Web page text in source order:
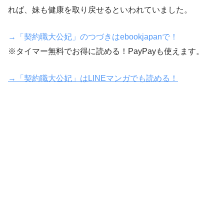
れば、妹も健康を取り戻せるといわれていました。
→「契約職大公妃」のつづきはebookjapanで！
※タイマー無料でお得に読める！PayPayも使えます。
→「契約職大公妃」はLINEマンガでも読める！